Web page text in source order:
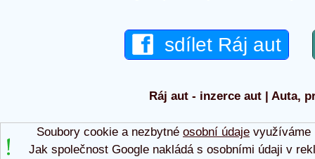
sdílet Ráj aut
Ráj aut - inzerce aut | Auta,
Soubory cookie a nezbytné osobní údajevyužíváme
Jak společnost Google nakládá s osobními údaji v